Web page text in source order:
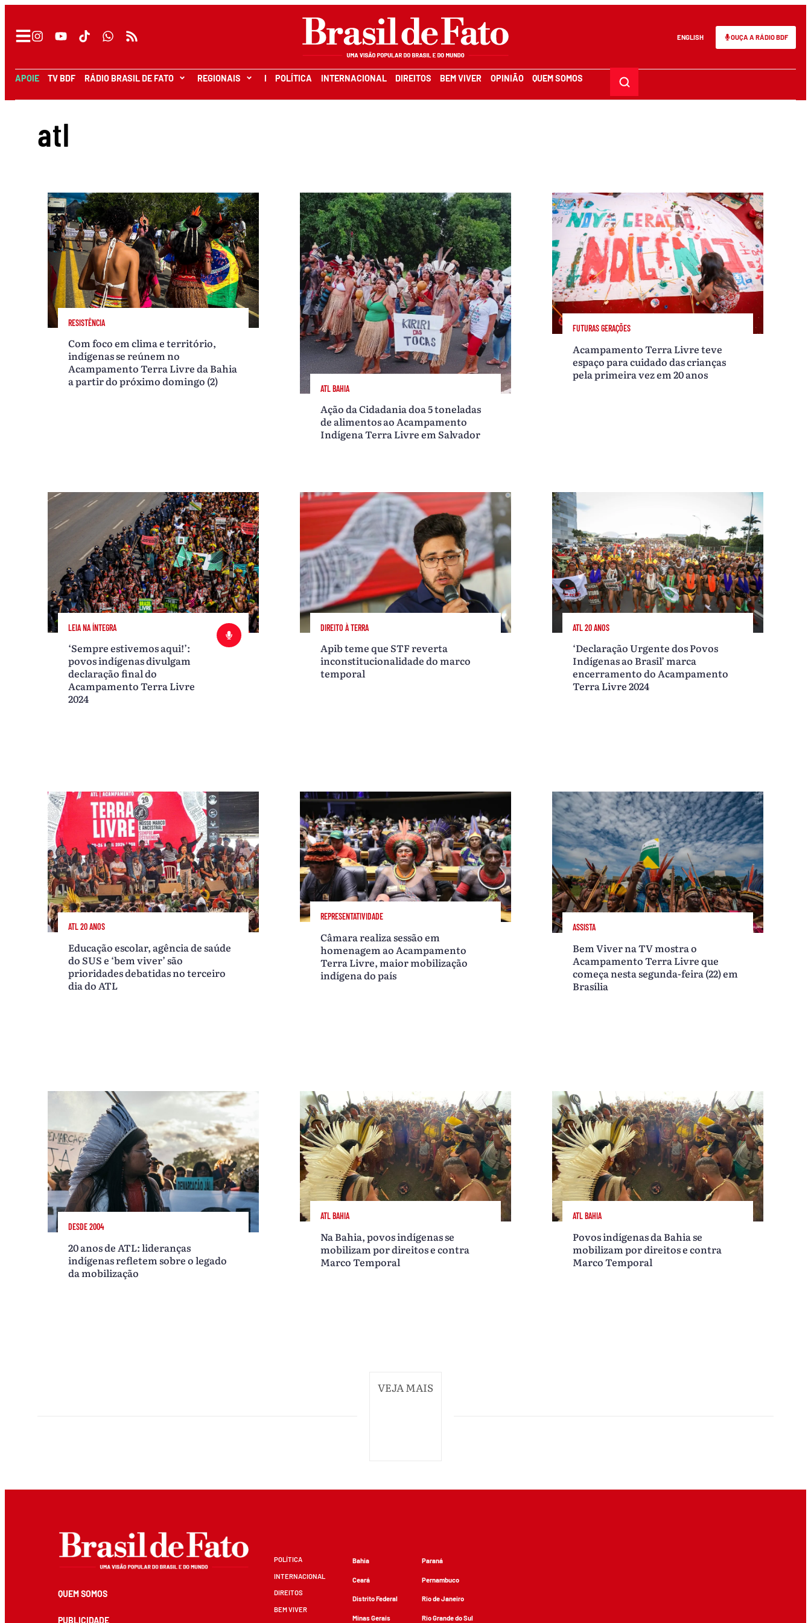
ENGLISH OUÇA A RÁDIO BDF
APOIE TV BDF RÁDIO BRASIL DE FATO REGIONAIS I POLÍTICA INTERNACIONAL DIREITOS BEM VIVER OPINIÃO QUEM SOMOS
atl
RESISTÊNCIA
Com foco em clima e território,
indígenas se reúnem no
Acampamento Terra Livre da Bahia
a partir do próximo domingo (2)
ATL BAHIA
Ação da Cidadania doa 5 toneladas
de alimentos ao Acampamento
Indígena Terra Livre em Salvador
FUTURAS GERAÇÕES
Acampamento Terra Livre teve
espaço para cuidado das crianças
pela primeira vez em 20 anos
LEIA NA ÍNTEGRA
‘Sempre estivemos aqui!’:
povos indígenas divulgam
declaração final do
Acampamento Terra Livre
2024
DIREITO À TERRA
Apib teme que STF reverta
inconstitucionalidade do marco
temporal
ATL 20 ANOS
‘Declaração Urgente dos Povos
Indígenas ao Brasil’ marca
encerramento do Acampamento
Terra Livre 2024
ATL 20 ANOS
Educação escolar, agência de saúde
do SUS e ‘bem viver’ são
prioridades debatidas no terceiro
dia do ATL
REPRESENTATIVIDADE
Câmara realiza sessão em
homenagem ao Acampamento
Terra Livre, maior mobilização
indígena do país
ASSISTA
Bem Viver na TV mostra o
Acampamento Terra Livre que
começa nesta segunda-feira (22) em
Brasília
DESDE 2004
20 anos de ATL: lideranças
indígenas refletem sobre o legado
da mobilização
ATL BAHIA
Na Bahia, povos indígenas se
mobilizam por direitos e contra
Marco Temporal
ATL BAHIA
Povos indígenas da Bahia se
mobilizam por direitos e contra
Marco Temporal
VEJA MAIS
QUEM SOMOS
PUBLICIDADE
POLÍTICA
INTERNACIONAL
DIREITOS
BEM VIVER
Bahia
Ceará
Distrito Federal
Minas Gerais
Paraná
Pernambuco
Rio de Janeiro
Rio Grande do Sul